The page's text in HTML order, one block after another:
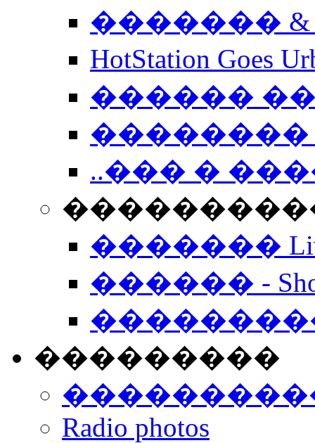
�������
HotStation
������
��������
..��� �
����������
�������
������ -
���������
Radio photos